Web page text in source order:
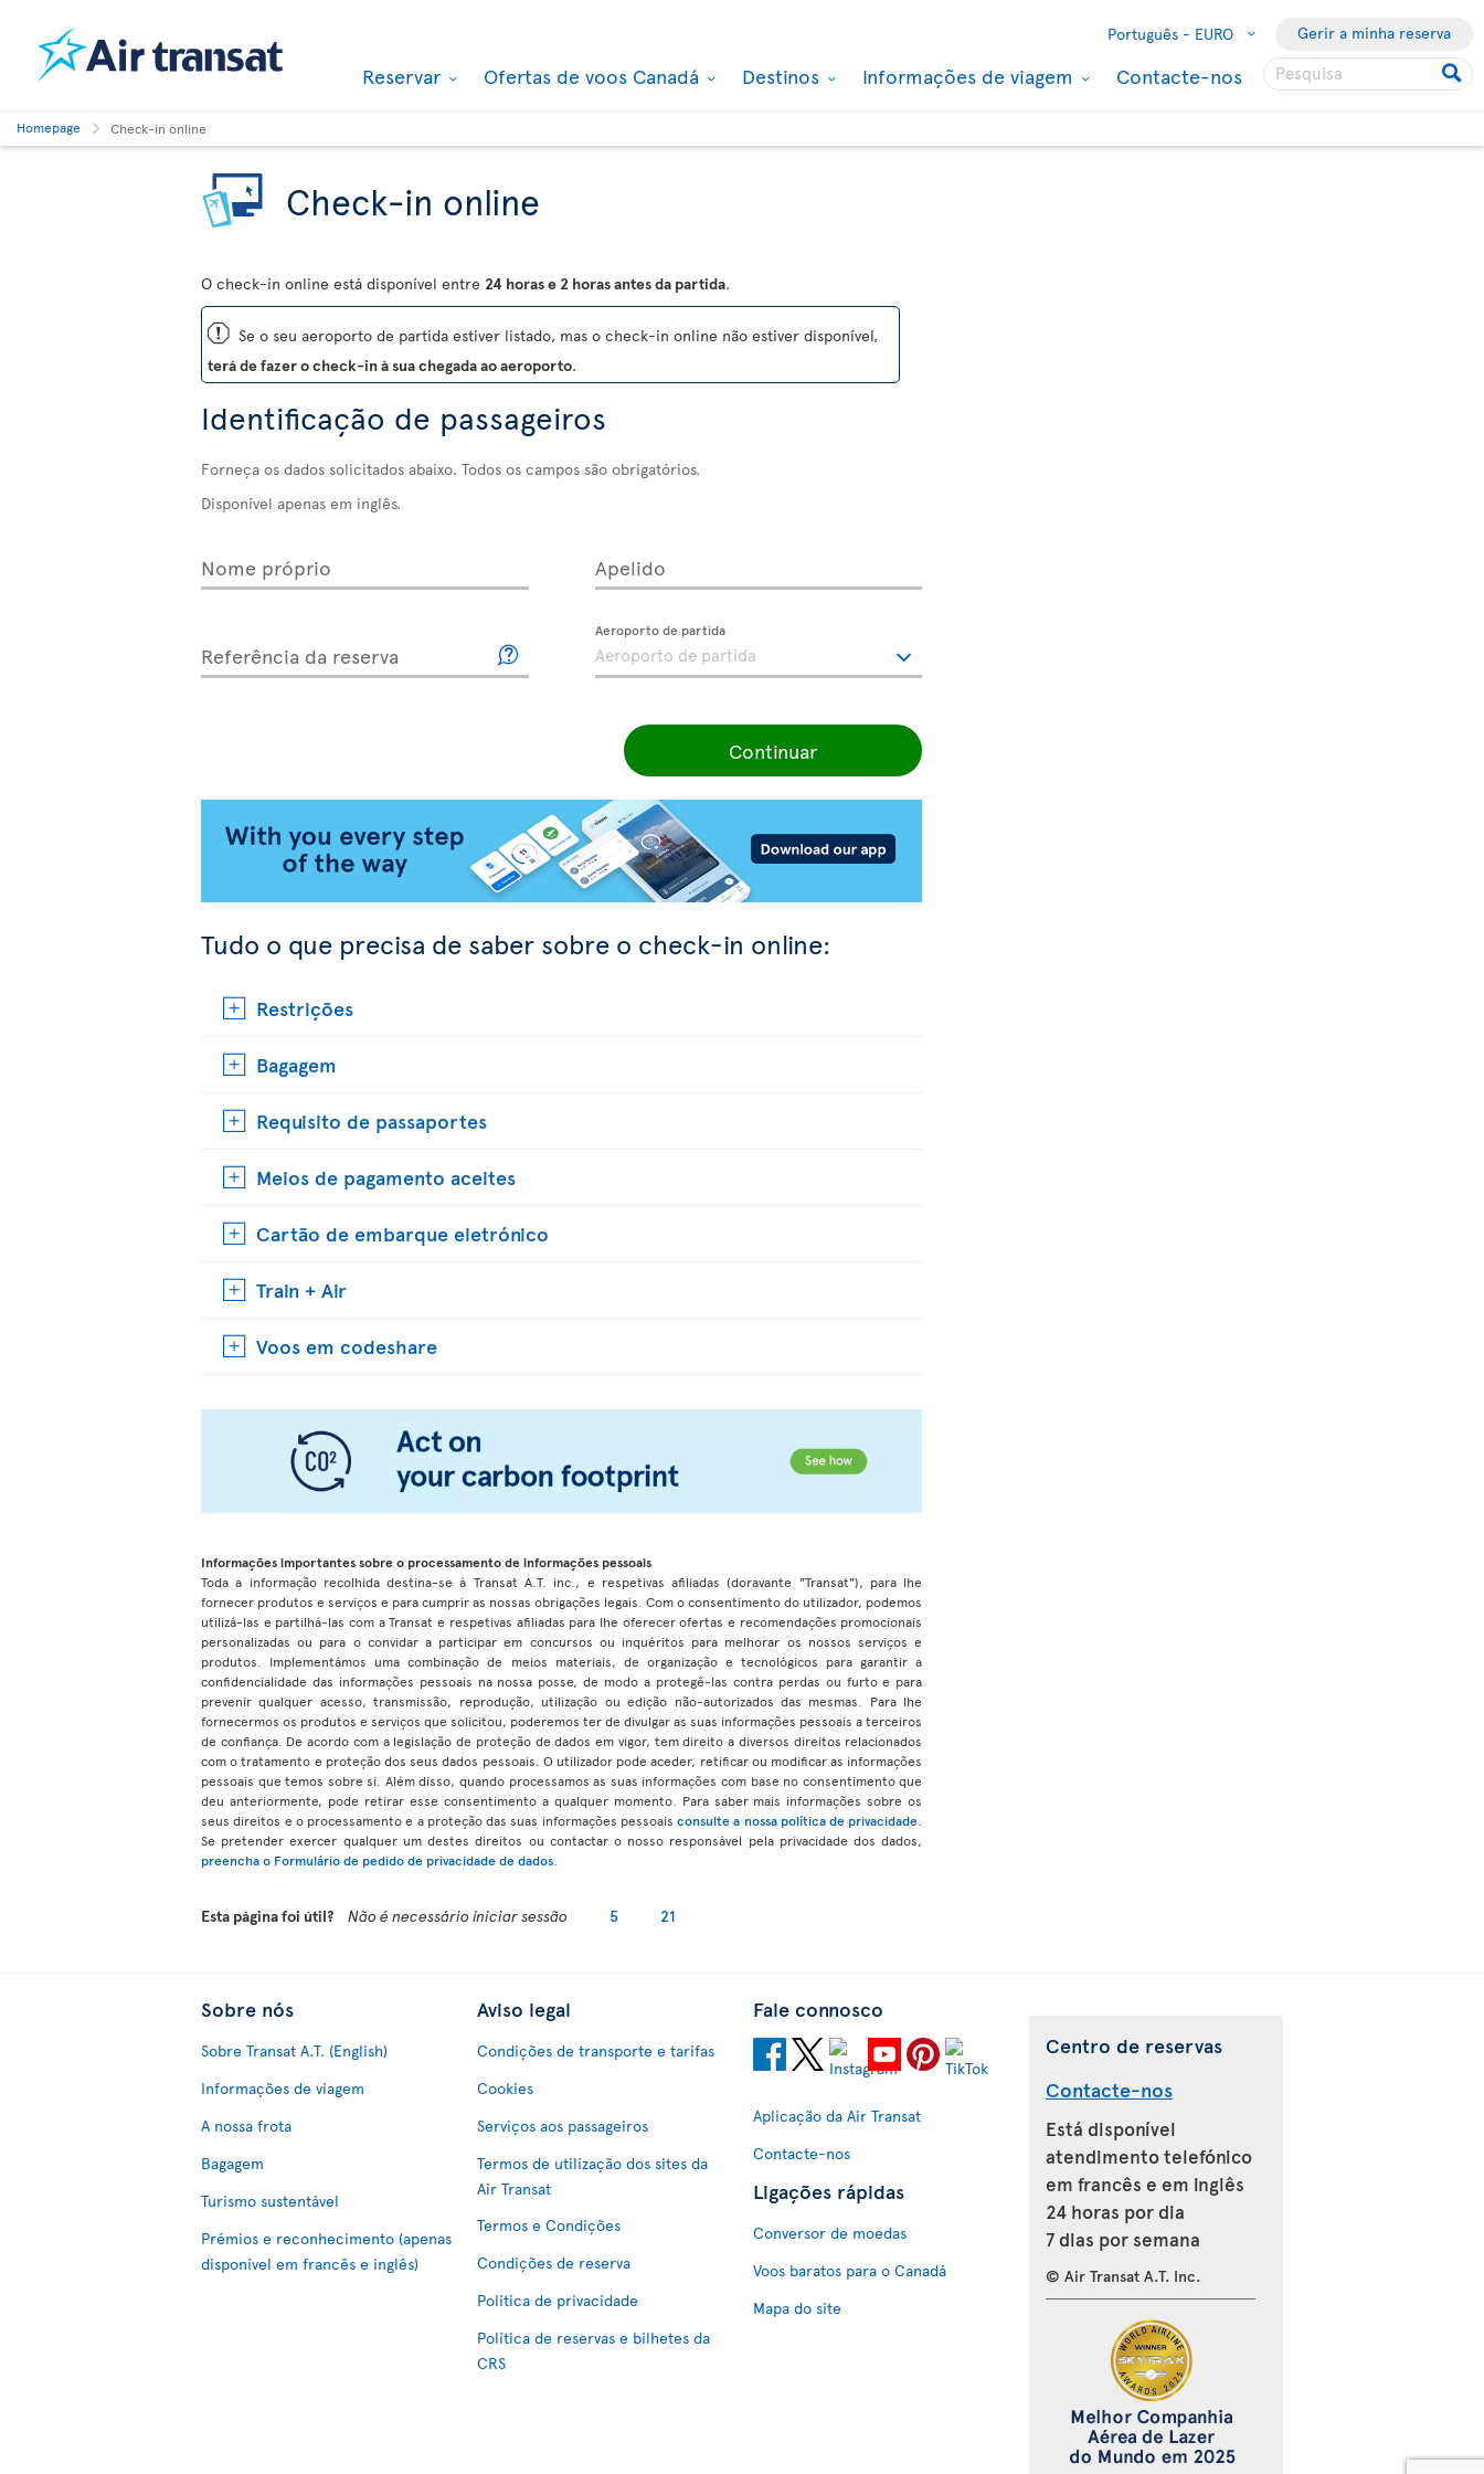
Português - EURO Gerir a minha reserva
Reservar Ofertas de voos Canadá Destinos Informações de viagem Contacte-nos
Homepage Check-in online
Check-in online
O check-in online está disponível entre 24 horas e 2 horas antes da partida.
ü Se o seu aeroporto de partida estiver listado, mas o check-in online não estiver disponível,
terá de fazer o check-in à sua chegada ao aeroporto.
Identificação de passageiros
Forneça os dados solicitados abaixo. Todos os campos são obrigatórios.
Disponível apenas em inglês.
Nome próprio Apelido
Referência da reserva
Aeroporto de partida
Continuar
Tudo o que precisa de saber sobre o check-in online:
Restrições
Bagagem
Requisito de passaportes
Meios de pagamento aceites
Cartão de embarque eletrónico
Train + Air
Voos em codeshare
Informações importantes sobre o processamento de informações pessoais
Toda a informação recolhida destina-se à Transat A.T. inc., e respetivas afiliadas (doravante "Transat"), para lhe
fornecer produtos e serviços e para cumprir as nossas obrigações legais. Com o consentimento do utilizador, podemos
utilizá-las e partilhá-las com a Transat e respetivas afiliadas para lhe oferecer ofertas e recomendações promocionais
personalizadas ou para o convidar a participar em concursos ou inquéritos para melhorar os nossos serviços e
produtos. Implementámos uma combinação de meios materiais, de organização e tecnológicos para garantir a
confidencialidade das informações pessoais na nossa posse, de modo a protegê-las contra perdas ou furto e para
prevenir qualquer acesso, transmissão, reprodução, utilização ou edição não-autorizados das mesmas. Para lhe
fornecermos os produtos e serviços que solicitou, poderemos ter de divulgar as suas informações pessoais a terceiros
de confiança. De acordo com a legislação de proteção de dados em vigor, tem direito a diversos direitos relacionados
com o tratamento e proteção dos seus dados pessoais. O utilizador pode aceder, retificar ou modificar as informações
pessoais que temos sobre si. Além disso, quando processamos as suas informações com base no consentimento que
deu anteriormente, pode retirar esse consentimento a qualquer momento. Para saber mais informações sobre os
seus direitos e o processamento e a proteção das suas informações pessoaisconsulte a nossa política de privacidade
Se pretender exercer qualquer um destes direitos ou contactar o nosso responsável pela privacidade dos dados,
preencha o Formulário de pedido de privacidade de dados
Esta página foi útil? Não é necessário iniciar sessão 5 21
Sobre nós
Sobre Transat A.T. (English)
Informações de viagem
A nossa frota
Bagagem
Turismo sustentável
Prémios e reconhecimento (apenas
disponível em francês e inglês)
Aviso legal
Condições de transporte e tarifas
Cookies
Serviços aos passageiros
Termos de utilização dos sites da
Air Transat
Termos e Condições
Condições de reserva
Política de privacidade
Política de reservas e bilhetes da
CRS
Fale connosco
Aplicação da Air Transat
Contacte-nos
Ligações rápidas
Conversor de moedas
Voos baratos para o Canadá
Mapa do site
Centro de reservas
Contacte-nos
Está disponível
atendimento telefónico
em francês e em inglês
24 horas por dia
7 dias por semana
© Air Transat A.T. Inc.